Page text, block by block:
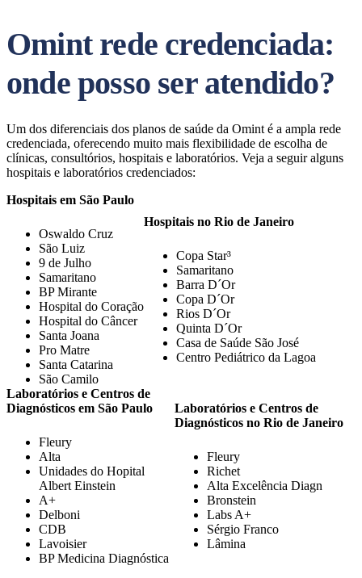
Omint rede credenciada:
onde posso ser atendido?
Um dos diferenciais dos planos de saúde da Omint é a ampla rede
credenciada, oferecendo muito mais flexibilidade de escolha de
clínicas, consultórios, hospitais e laboratórios. Veja a seguir alguns
hospitais e laboratórios credenciados:
Hospitais em São Paulo
Oswaldo Cruz
São Luiz
9 de Julho
Samaritano
BP Mirante
Hospital do Coração
Hospital do Câncer
Santa Joana
Pro Matre
Santa Catarina
São Camilo
Hospitais no Rio de Janeiro
Copa Star³
Samaritano
Barra D´Or
Copa D´Or
Rios D´Or
Quinta D´Or
Casa de Saúde São José
Centro Pediátrico da Lagoa
Laboratórios e Centros de
Diagnósticos em São Paulo
Fleury
Alta
Unidades do Hopital
Albert Einstein
A+
Delboni
CDB
Lavoisier
BP Medicina Diagnóstica
Laboratórios e Centros de
Diagnósticos no Rio de Janeiro
Fleury
Richet
Alta Excelência Diagn
Bronstein
Labs A+
Sérgio Franco
Lâmina